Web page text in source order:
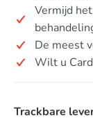
Vermijd
De meest
Wilt u
Trackbare